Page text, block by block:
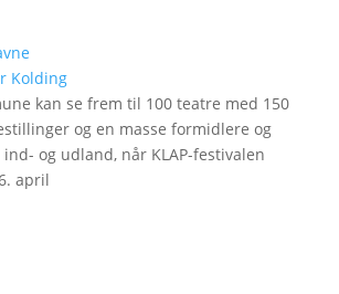
Kolding
kan se frem til 100 teatre med 150
og en masse formidlere og
og udland, når KLAP-festivalen
april